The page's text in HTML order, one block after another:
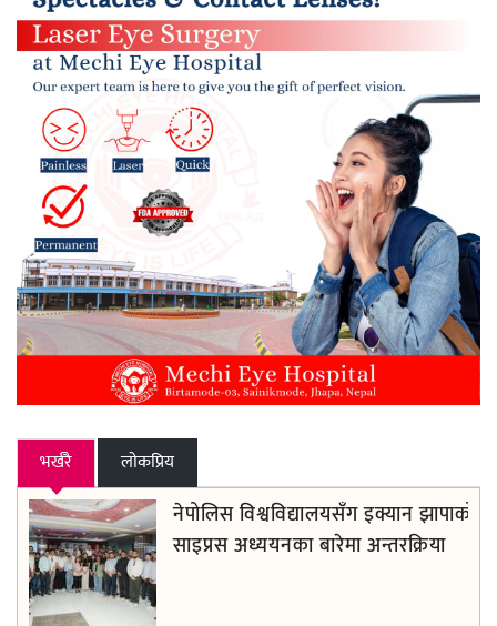
भर्खरै लाेकप्रिय
नेपोलिस विश्वविद्यालयसँग इक्यान झापाको
साइप्रस अध्ययनका बारेमा अन्तरक्रिया